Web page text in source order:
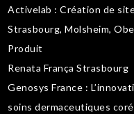
Activelab : Création de
Strasbourg, Molsheim,
Produit
Renata França Strasbourg
Genosys France :
soins dermaceutiques